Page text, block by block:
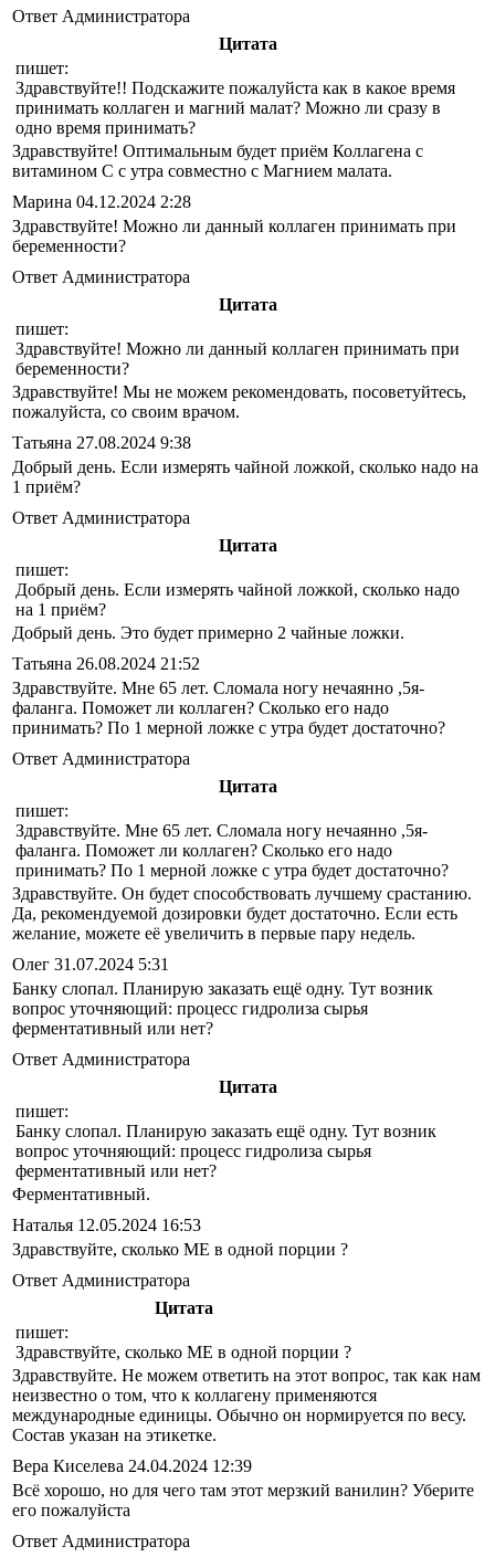
Ответ Администратора
Цитата
пишет:
Здравствуйте!! Подскажите пожалуйста как в какое время
принимать коллаген и магний малат? Можно ли сразу в
одно время принимать?
Здравствуйте! Оптимальным будет приём Коллагена с
витамином С с утра совместно с Магнием малата.
Марина 04.12.2024 2:28
Здравствуйте! Можно ли данный коллаген принимать при
беременности?
Ответ Администратора
Цитата
пишет:
Здравствуйте! Можно ли данный коллаген принимать при
беременности?
Здравствуйте! Мы не можем рекомендовать, посоветуйтесь,
пожалуйста, со своим врачом.
Татьяна 27.08.2024 9:38
Добрый день. Если измерять чайной ложкой, сколько надо на
1 приём?
Ответ Администратора
Цитата
пишет:
Добрый день. Если измерять чайной ложкой, сколько надо
на 1 приём?
Добрый день. Это будет примерно 2 чайные ложки.
Татьяна 26.08.2024 21:52
Здравствуйте. Мне 65 лет. Сломала ногу нечаянно ,5я-
фаланга. Поможет ли коллаген? Сколько его надо
принимать? По 1 мерной ложке с утра будет достаточно?
Ответ Администратора
Цитата
пишет:
Здравствуйте. Мне 65 лет. Сломала ногу нечаянно ,5я-
фаланга. Поможет ли коллаген? Сколько его надо
принимать? По 1 мерной ложке с утра будет достаточно?
Здравствуйте. Он будет способствовать лучшему срастанию.
Да, рекомендуемой дозировки будет достаточно. Если есть
желание, можете её увеличить в первые пару недель.
Олег 31.07.2024 5:31
Банку слопал. Планирую заказать ещё одну. Тут возник
вопрос уточняющий: процесс гидролиза сырья
ферментативный или нет?
Ответ Администратора
Цитата
пишет:
Банку слопал. Планирую заказать ещё одну. Тут возник
вопрос уточняющий: процесс гидролиза сырья
ферментативный или нет?
Ферментативный.
Наталья 12.05.2024 16:53
Здравствуйте, сколько МЕ в одной порции ?
Ответ Администратора
Цитата
пишет:
Здравствуйте, сколько МЕ в одной порции ?
Здравствуйте. Не можем ответить на этот вопрос, так как нам
неизвестно о том, что к коллагену применяются
международные единицы. Обычно он нормируется по весу.
Состав указан на этикетке.
Вера Киселева 24.04.2024 12:39
Всё хорошо, но для чего там этот мерзкий ванилин? Уберите
его пожалуйста
Ответ Администратора